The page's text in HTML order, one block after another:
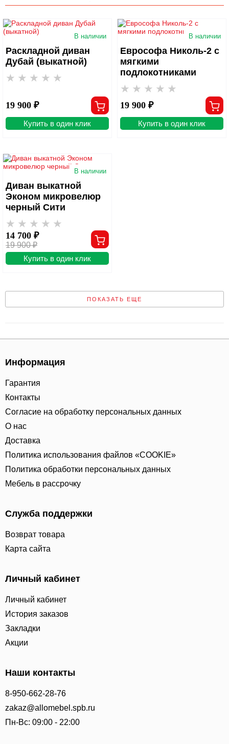
В наличии
Раскладной диван
Дубай (выкатной)
19 900 ₽
Купить в один клик
В наличии
Еврософа Николь-2 с
мягкими
подлокотниками
19 900 ₽
Купить в один клик
В наличии
Диван выкатной
Эконом микровелюр
черный Сити
14 700 ₽
19 900 ₽
Купить в один клик
ПОКАЗАТЬ ЕЩЕ
Информация
Гарантия
Контакты
Согласие на обработку персональных данных
О нас
Доставка
Политика использования файлов «COOKIE»
Политика обработки персональных данных
Мебель в рассрочку
Служба поддержки
Возврат товара
Карта сайта
Личный кабинет
Личный кабинет
История заказов
Закладки
Акции
Наши контакты
8-950-662-28-76
zakaz@allomebel.spb.ru
Пн-Вс: 09:00 - 22:00